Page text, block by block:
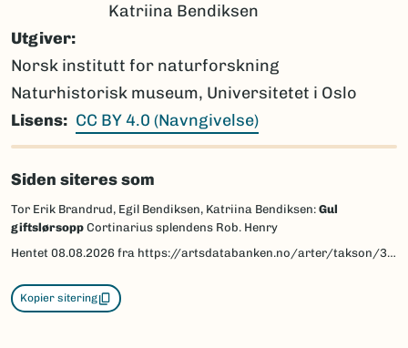
Katriina Bendiksen
Utgiver
Norsk institutt for naturforskning
Naturhistorisk museum, Universitetet i Oslo
Lisens
CC BY 4.0 (Navngivelse)
Siden siteres som
Tor Erik Brandrud, Egil Bendiksen, Katriina Bendiksen: Gul
giftslørsopp Cortinarius splendens Rob. Henry
Hentet 08.08.2026 fra https://artsdatabanken.no/arter/takson/35768/beskrivelse
Kopier sitering